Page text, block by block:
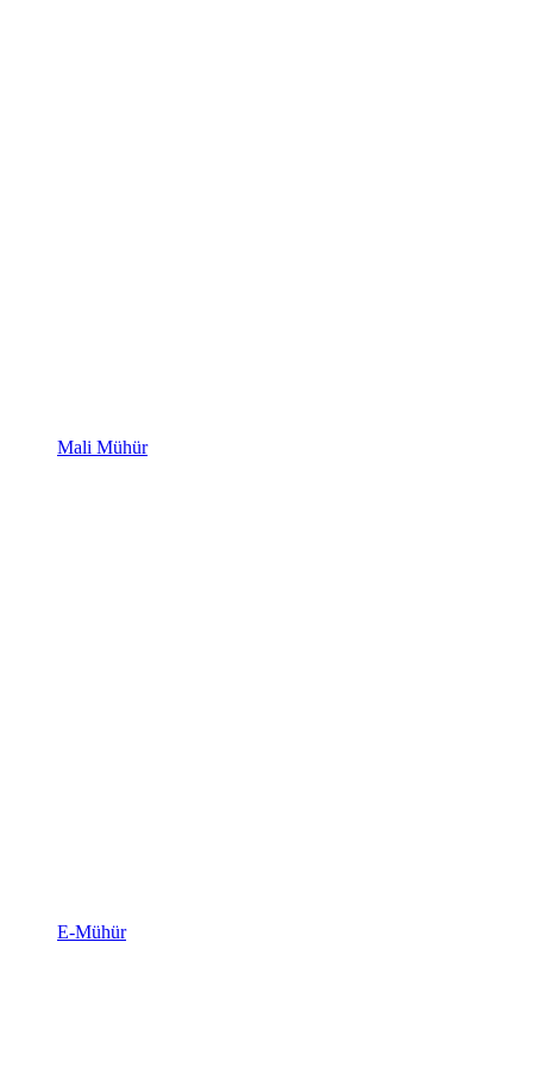
Mali Mühür
E-Mühür